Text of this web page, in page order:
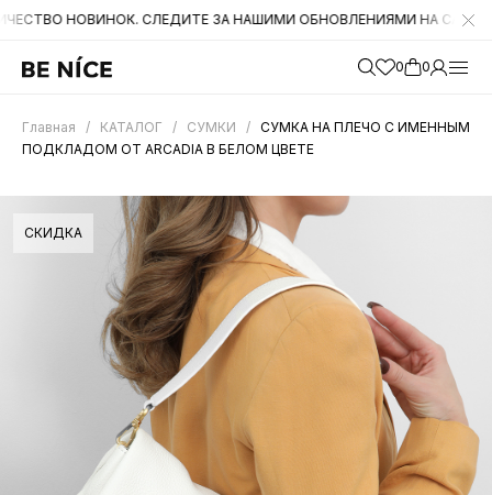
СЛЕДИТЕ ЗА НАШИМИ ОБНОВЛЕНИЯМИ НА САЙТЕ. А
0 0
Главная / КАТАЛОГ / СУМКИ / СУМКА НА ПЛЕЧО С ИМЕННЫМ
ПОДКЛАДОМ ОТ ARCADIA В БЕЛОМ ЦВЕТЕ
СКИДКА